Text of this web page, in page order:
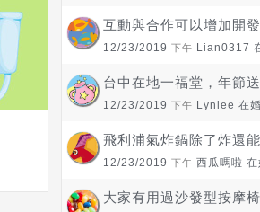
互動與合作可以增加開
12/23/2019 下午 Lian0317
台中在地一福堂，年節
12/23/2019 下午 Lynlee 在
飛利浦氣炸鍋除了炸還
12/23/2019 下午 西瓜嗎啦 在
大家有用過沙發型按摩